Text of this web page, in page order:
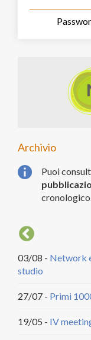
Archivio
Puoi
cronologico.
03/08 - Network
studio
27/07 - Primi
19/05 - IV